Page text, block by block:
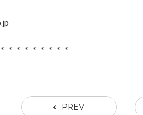
＊＊＊＊＊＊＊＊
PREV